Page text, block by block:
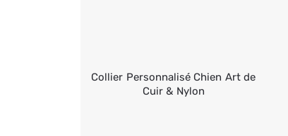
Collier Personnalisé Chien Art de
Cuir & Nylon